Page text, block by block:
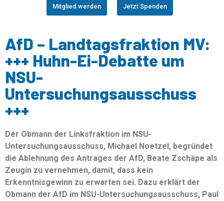
Mitglied werden Jetzt Spenden
AfD – Landtagsfraktion MV:
+++ Huhn-Ei-Debatte um
NSU-
Untersuchungsausschuss
+++
Der Obmann der Linksfraktion im NSU-
Untersuchungsausschuss, Michael Noetzel, begründet
die Ablehnung des Antrages der AfD, Beate Zschäpe als
Zeugin zu vernehmen, damit, dass kein
Erkenntnisgewinn zu erwarten sei. Dazu erklärt der
Obmann der AfD im NSU-Untersuchungsausschuss, Paul